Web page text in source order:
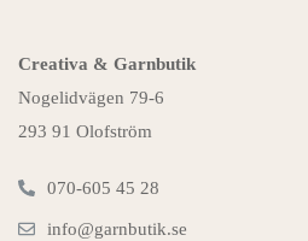
Creativa & Garnbutik
Nogelidvägen 79-6
293 91 Olofström
070-605 45 28
info@garnbutik.se